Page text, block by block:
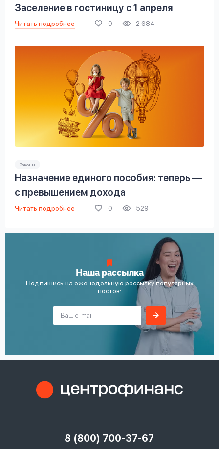
Заселение в гостиницу с 1 апреля
Читать подробнее 0 2 684
Законы
Назначение единого пособия: теперь —
с превышением дохода
Читать подробнее 0 529
Наша рассылка
Подпишись на еженедельную рассылку популярных
постов:
8 (800) 700-37-67